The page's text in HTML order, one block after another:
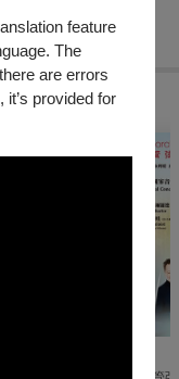
feature
The
are errors
it’s provided for